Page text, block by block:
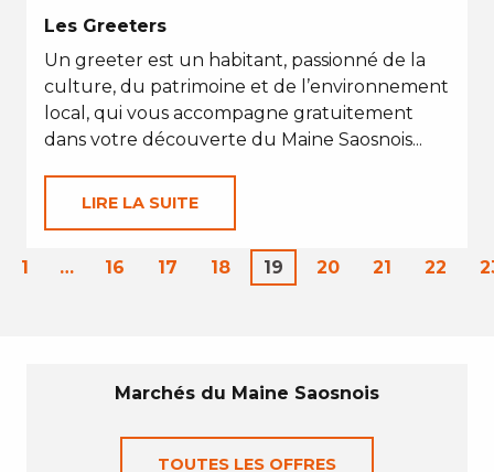
Les Greeters
Un greeter est un habitant, passionné de la
culture, du patrimoine et de l’environnement
local, qui vous accompagne gratuitement
dans votre découverte du Maine Saosnois...
LIRE LA SUITE
1 … 16 17 18 19 20 21 22
Marchés du Maine Saosnois
TOUTES LES OFFRES